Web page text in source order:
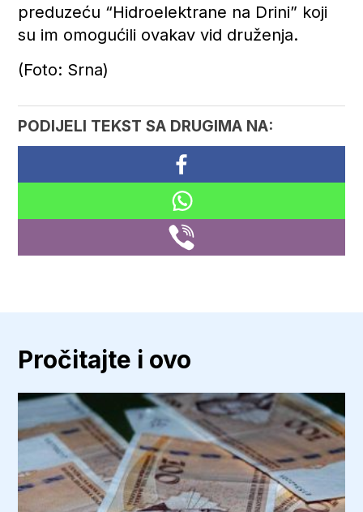
preduzeću “Hidroelektrane na Drini” koji
su im omogućili ovakav vid druženja.
(Foto: Srna)
PODIJELI TEKST SA DRUGIMA NA:
Pročitajte i ovo